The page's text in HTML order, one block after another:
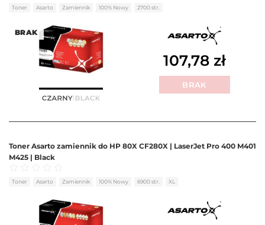
BRAK
Oceniono 0na 5
Toner Asarto Zamiennik 100% Nowy 2700 str.
107,78 zł
BRAK
Toner Asarto zamiennik do HP 80X CF280X | LaserJet Pro 400 M401
M425 | Black
Oceniono 0na 5
Toner Asarto Zamiennik 100% Nowy 6900 str. XL